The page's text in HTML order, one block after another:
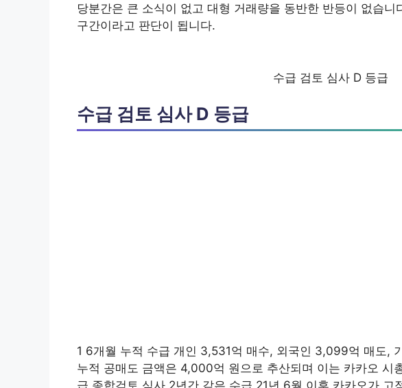
당분간은 큰 소식이 없고 대형 거래량을 동반한 반등이 없습
구간이라고 판단이 됩니다.
수급 검토 심사 D 등급
수급 검토 심사 D 등급
1 6개월 누적 수급 개인 3,531억 매수, 외국인 3,099억 매도,
누적 공매도 금액은 4,000억 원으로 추산되며 이는 카카오 시
급 종합검토 심사 2년간 같은 수급 21년 6월 이후 카카오가 고